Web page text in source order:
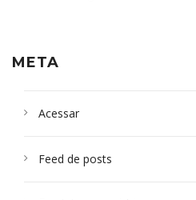
META
Acessar
Feed de posts